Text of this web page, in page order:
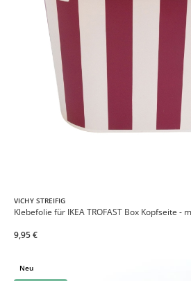
VICHY STREIFIG
Klebefolie für IKEA TROFAST Box Kopfseite -
9,95 €
Neu